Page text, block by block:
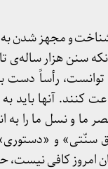
و مجهز شدن به
سنن هزار ساله‌ی
توانست، رأساً دست
آنها باید
ما و نسل ما را
سنّتی» و
امروز کافی